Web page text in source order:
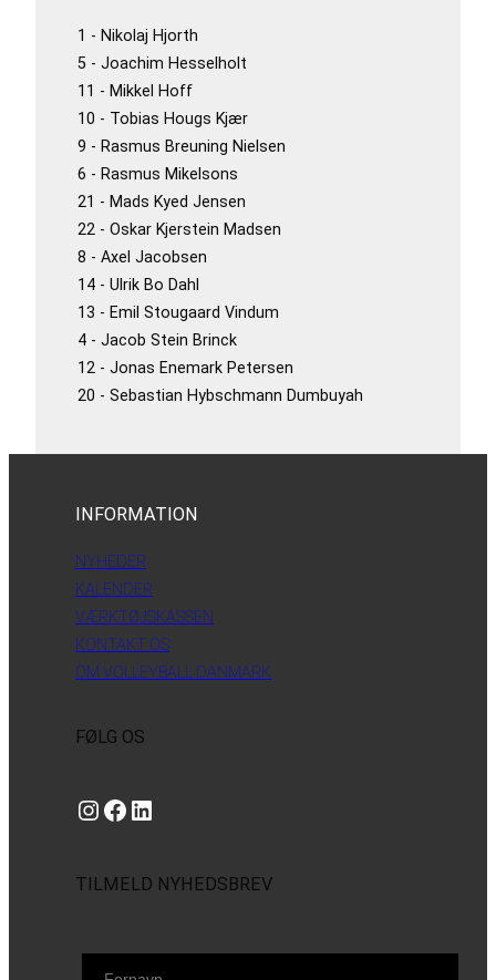
1 - Nikolaj Hjorth
5 - Joachim Hesselholt
11 - Mikkel Hoff
10 - Tobias Hougs Kjær
9 - Rasmus Breuning Nielsen
6 - Rasmus Mikelsons
21 - Mads Kyed Jensen
22 - Oskar Kjerstein Madsen
8 - Axel Jacobsen
14 - Ulrik Bo Dahl
13 - Emil Stougaard Vindum
4 - Jacob Stein Brinck
12 - Jonas Enemark Petersen
20 - Sebastian Hybschmann Dumbuyah
INFORMATION
NYHEDER
KALENDER
VÆRKTØJSKASSEN
KONTAKT OS
OM VOLLEYBALL DANMARK
FØLG OS
Instagram https://www.facebook.com/danishbeachvolleytour LinkedIn
TILMELD NYHEDSBREV